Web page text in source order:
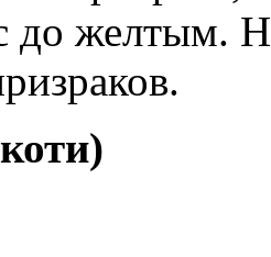
до желтым.